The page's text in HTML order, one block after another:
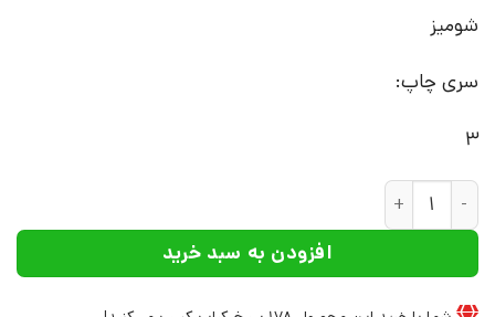
شومیز
سری چاپ:
3
کتاب سرزمین، فلسفه، مفهوم آفرینی | انتشارات نشر چشمه عدد
افزودن به سبد خرید